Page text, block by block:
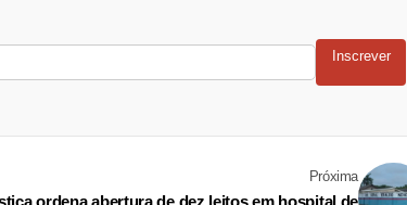
Inscrever
Próxima
ordena abertura de dez leitos em hospital de